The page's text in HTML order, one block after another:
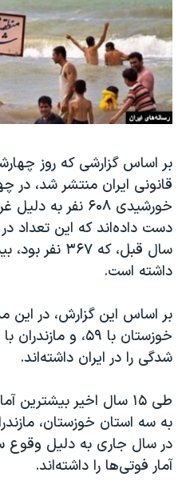
فرهنگ و زندگی
حقوق شهروندی
اقتصادی
علم و فناوری
گالری عکس
آرشیو پخش زنده
مستندها
انتخابات ریاست جمهوری آمریکا ۲۰۲۴
حمله جمهوری اسلامی به
رمز مهسا
اعتراضات زن، زندگی، آزادی
مجموعه مستندهای دادخواهی
تریبونال مردمی آبان ۹۸
دادگاه حمید نوری
چهل سال گروگان‌گیری
اعتراضات مردمی آبان ۹۸
اسرائیل در جنگ
همایش محافظه‌کاران آمریکا
صفحه‌های ویژه
سفر پرزیدنت ترامپ به چین
دنبال کنید
زبانهای مختلف
بر اساس گزارشی که روز
قانونی ایران منتشر شد، در
خورشیدی ۶۰۸ نفر
دست داده‌اند که این تعداد
داشته است.
شدگی را در ایران داشته‌اند.
طی ۱۵ سال اخیر
به سه استان خوزستان،
در سال جاری به دلیل وقوع
آمار فوتی‌ها را داشته‌اند.